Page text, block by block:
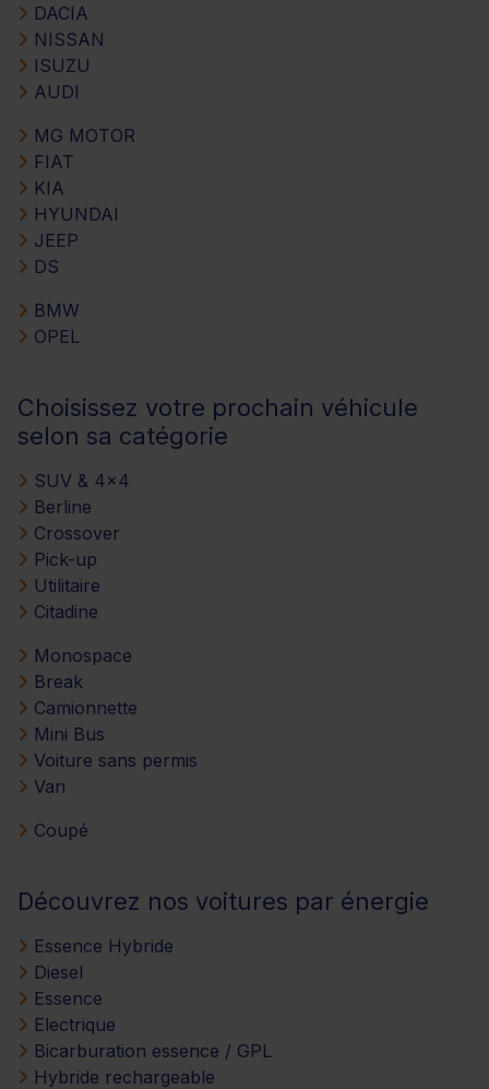
DACIA
NISSAN
ISUZU
AUDI
MG MOTOR
FIAT
KIA
HYUNDAI
JEEP
DS
BMW
OPEL
Choisissez votre prochain véhicule
selon sa catégorie
SUV & 4x4
Berline
Crossover
Pick-up
Utilitaire
Citadine
Monospace
Break
Camionnette
Mini Bus
Voiture sans permis
Van
Coupé
Découvrez nos voitures par énergie
Essence Hybride
Diesel
Essence
Electrique
Bicarburation essence / GPL
Hybride rechargeable